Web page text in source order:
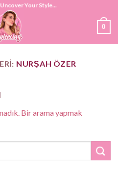
Your Style...
0
NURŞAH ÖZER
Bir arama yapmak